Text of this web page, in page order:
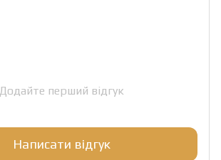
Додайте перший відгук
Написати відгук